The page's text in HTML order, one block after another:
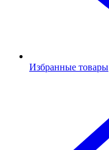
Избранные товары